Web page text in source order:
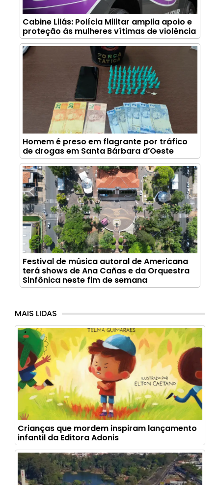
Cabine Lilás: Polícia Militar amplia apoio e
proteção às mulheres vítimas de violência
Homem é preso em flagrante por tráfico
de drogas em Santa Bárbara d’Oeste
Festival de música autoral de Americana
terá shows de Ana Cañas e da Orquestra
Sinfônica neste fim de semana
MAIS LIDAS
Crianças que mordem inspiram lançamento
infantil da Editora Adonis